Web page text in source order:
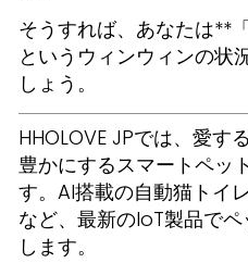
そうすれば、あなたは**
というウィンウィンの状
しょう。
HHOLOVE JPでは、愛す
豊かにするスマートペッ
す。AI搭載の自動猫トイ
など、最新のIoT製品で
します。